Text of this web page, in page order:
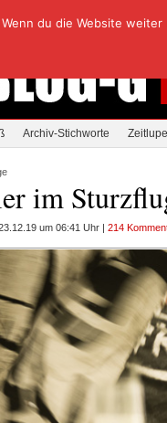
Archiv-Stichworte Zeitlupe
im
um 06:41 Uhr | 214
du die Website